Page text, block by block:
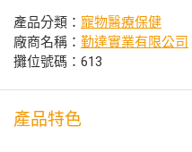
產品分類： 寵物醫療保健
廠商名稱： 勤達實業有限公司
攤位號碼：613
產品特色